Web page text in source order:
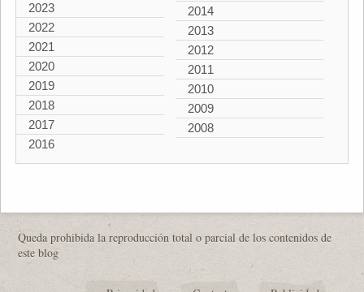
2023
2022
2021
2020
2019
2018
2017
2016
2014
2013
2012
2011
2010
2009
2008
Queda prohibida la reproducción total o parcial de los contenidos de
este blog